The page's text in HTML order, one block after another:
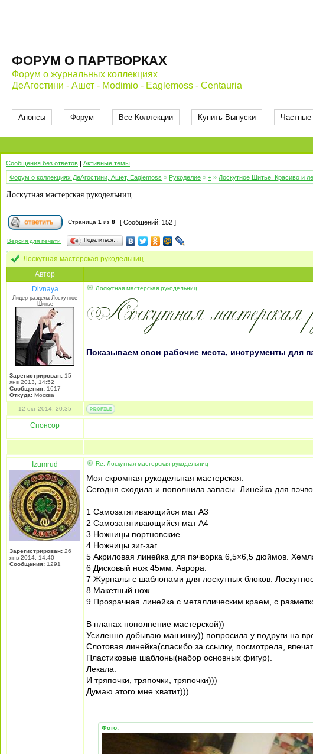
ФОРУМ О ПАРТВОРКАХ
Форум о журнальных коллекциях
ДеАгостини - Ашет - Modimio - Eaglemoss - Centauria
Анонсы Форум Все Коллекции Купить Выпуски
Сообщения без ответов | Активные темы
Форум о коллекциях ДеАгостини, Ашет, Eaglemoss » Рукоделие » + » Лоскутное Шитье. Красиво и
Лоскутная мастерская рукодельниц
Страница 1 из 8 [ Сообщений: 152 ]
Версия для печати Поделиться…
Лоскутная мастерская рукодельниц
Автор
Divnaya
Лидер раздела Лоскутное
Шитье
Зарегистрирован: 15
янв 2013, 14:52
Сообщения: 1617
Откуда: Mосква
Лоскутная мастерская рукодельниц
Показываем свои рабочие места, инструменты для
12 окт 2014, 20:35
Спонсор
Izumrud
Зарегистрирован: 26
янв 2014, 14:40
Сообщения: 1291
Re: Лоскутная мастерская рукодельниц
Моя скромная рукодельная мастерская.
Сегодня сходила и пополнила запасы. Линейка для
1 Самозатягивающийся мат А3
2 Самозатягивающийся мат А4
3 Ножницы портновские
4 Ножницы зиг-заг
5 Акриловая линейка для пэчворка 6,5×6,5 дюймов.
6 Дисковый нож 45мм. Аврора.
7 Журналы с шаблонами для лоскутных блоков.
8 Макетный нож
9 Прозрачная линейка с металлическим краем, с
В планах пополнение мастерской))
Усиленно добываю машинку)) попросила у подруги на
Слотовая линейка(спасибо за ссылку, посмотрела,
Пластиковые шаблоны(набор основных фигур).
Лекала.
И тряпочки, тряпочки, тряпочки)))
Думаю этого мне хватит)))
Фото: